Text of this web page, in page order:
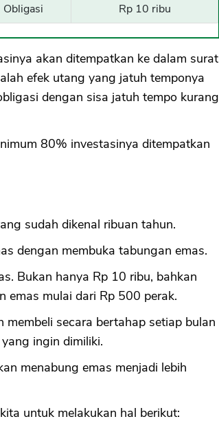
Obligasi Rp 10 ribu
akan ditempatkan ke dalam surat
efek utang yang jatuh temponya
dengan sisa jatuh tempo kurang
80% investasinya ditempatkan
sudah dikenal ribuan tahun.
dengan membuka tabungan emas.
Bukan hanya Rp 10 ribu, bahkan
emas mulai dari Rp 500 perak.
membeli secara bertahap setiap bulan
ingin dimiliki.
menabung emas menjadi lebih
untuk melakukan hal berikut: